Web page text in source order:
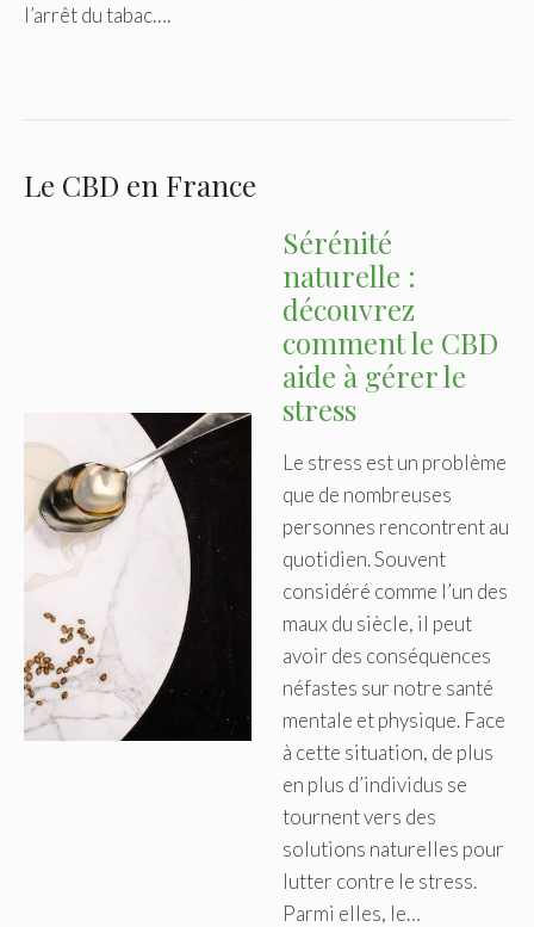
l’arrêt du tabac….
Le CBD en France
Sérénité
naturelle :
découvrez
comment le CBD
aide à gérer le
stress
Le stress est un problème
que de nombreuses
personnes rencontrent au
quotidien. Souvent
considéré comme l’un des
maux du siècle, il peut
avoir des conséquences
néfastes sur notre santé
mentale et physique. Face
à cette situation, de plus
en plus d’individus se
tournent vers des
solutions naturelles pour
lutter contre le stress.
Parmi elles, le…